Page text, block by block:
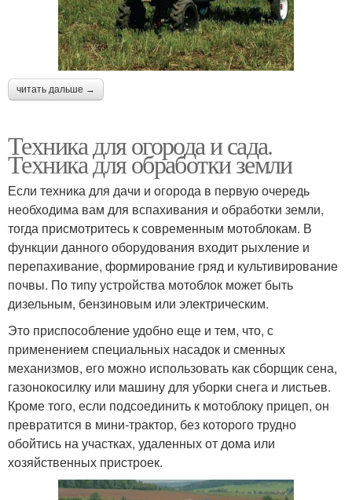
читать дальше →
Техника для огорода и сада.
Техника для обработки земли
Если техника для дачи и огорода в первую очередь
необходима вам для вспахивания и обработки земли,
тогда присмотритесь к современным мотоблокам. В
функции данного оборудования входит рыхление и
перепахивание, формирование гряд и культивирование
почвы. По типу устройства мотоблок может быть
дизельным, бензиновым или электрическим.
Это приспособление удобно еще и тем, что, с
применением специальных насадок и сменных
механизмов, его можно использовать как сборщик сена,
газонокосилку или машину для уборки снега и листьев.
Кроме того, если подсоединить к мотоблоку прицеп, он
превратится в мини-трактор, без которого трудно
обойтись на участках, удаленных от дома или
хозяйственных пристроек.